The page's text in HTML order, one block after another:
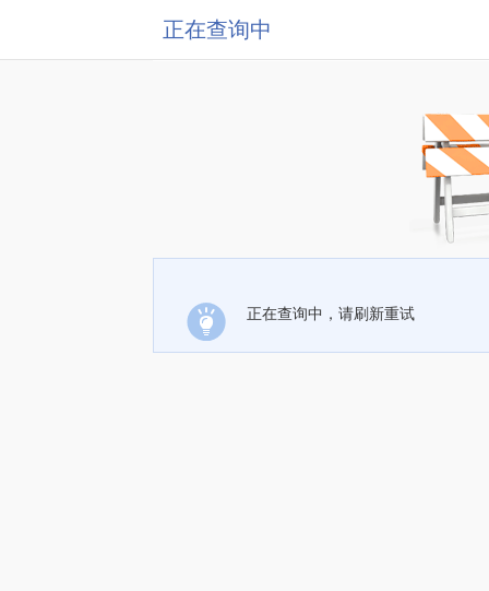
正在查询中
正在查询中，请刷新重试